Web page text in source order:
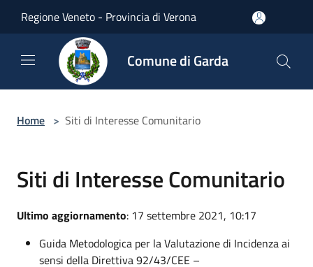
Regione Veneto - Provincia di Verona
Comune di Garda
Home > Siti di Interesse Comunitario
Siti di Interesse Comunitario
Ultimo aggiornamento: 17 settembre 2021, 10:17
Guida Metodologica per la Valutazione di Incidenza ai
sensi della Direttiva 92/43/CEE –